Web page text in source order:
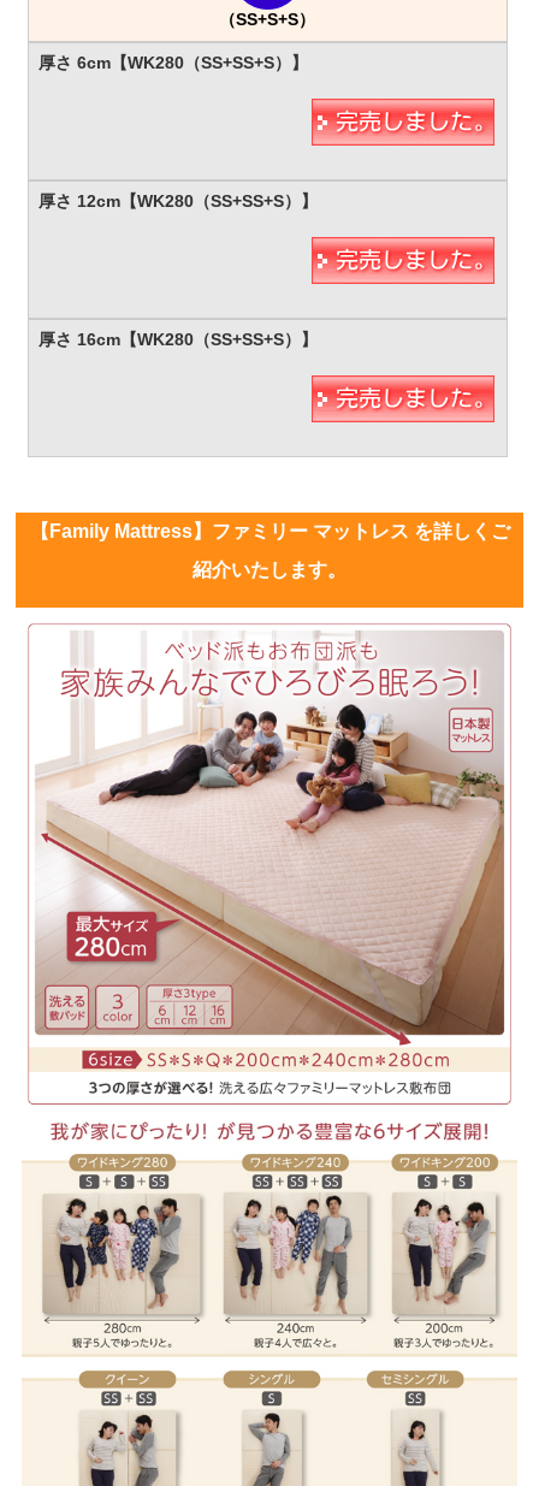
（SS+S+S）
【Family Mattress】ファミリー マットレス を詳しくご
紹介いたします。